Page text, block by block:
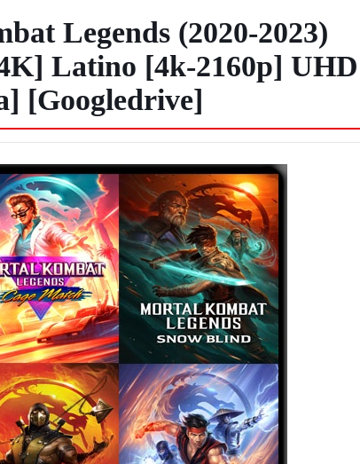
Legends (2020-2023)
Latino [4k-2160p] UHD
[Googledrive]